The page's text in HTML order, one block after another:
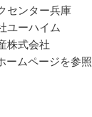
センター兵庫
ユーハイム
株式会社
ームページを参照